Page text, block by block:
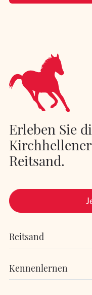
Erleben Sie
Reitsand.
Reitsand
Kennenlernen